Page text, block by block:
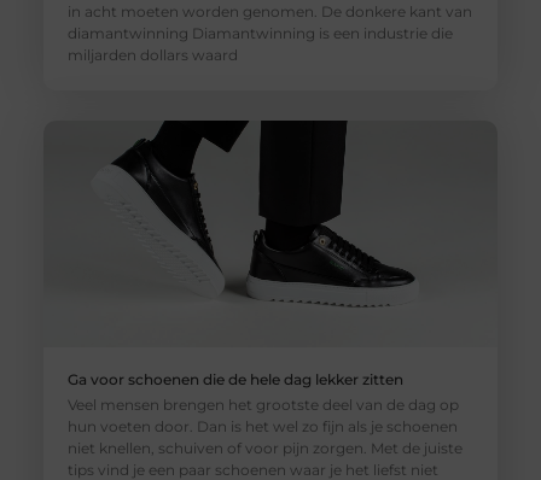
in acht moeten worden genomen. De donkere kant van
diamantwinning Diamantwinning is een industrie die
miljarden dollars waard
Ga voor schoenen die de hele dag lekker zitten
Veel mensen brengen het grootste deel van de dag op
hun voeten door. Dan is het wel zo fijn als je schoenen
niet knellen, schuiven of voor pijn zorgen. Met de juiste
tips vind je een paar schoenen waar je het liefst niet